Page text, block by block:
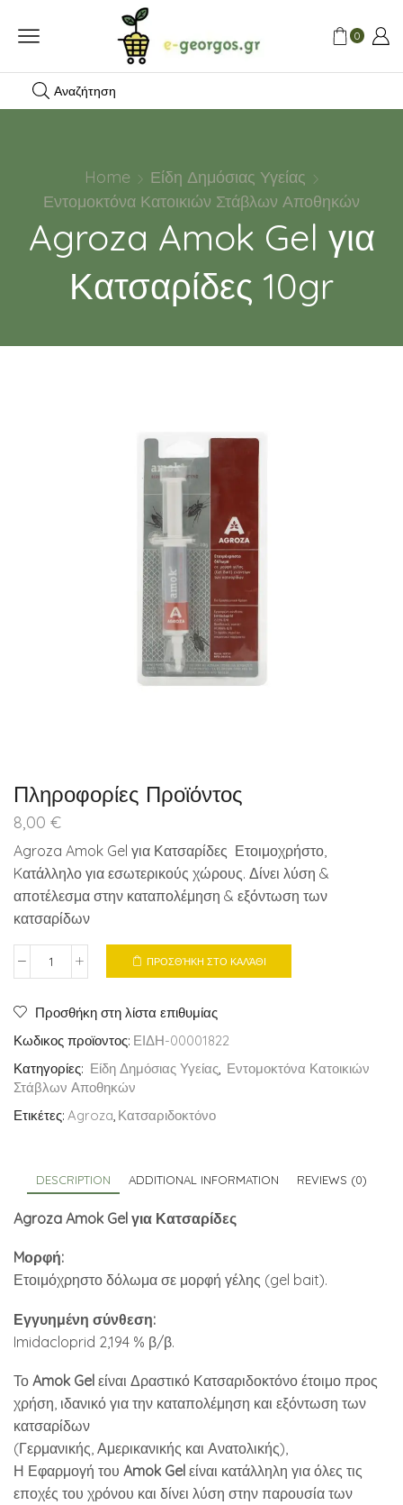
0
Αναζήτηση
Home
Είδη Δημόσιας Υγείας
Εντομοκτόνα Κατοικιών Στάβλων Αποθηκών
Agroza Amok Gel για
Κατσαρίδες 10gr
Πληροφορίες Προϊόντος
8,00 €
Agroza Amok Gel για Κατσαρίδες Ετοιμοχρήστο,
Kατάλληλο για εσωτερικούς χώρους. Δίνει λύση &
αποτέλεσμα στην καταπολέμηση & εξόντωση των
κατσαρίδων
Agroza
Gel
Κατσαρίδες
10gr
quantity
ΠΡΟΣΘΉΚΗ ΣΤΟ ΚΑΛΆΘΙ
Προσθήκη στη λίστα επιθυμίας
Κωδικος προϊοντος: ΕΙΔΗ-00001822
Κατηγορίες: Είδη Δημόσιας Υγείας Εντομοκτόνα Κατοικιών
Στάβλων Αποθηκών
Ετικέτες: Agroza Κατσαριδοκτόνο
DESCRIPTION ADDITIONAL INFORMATION REVIEWS (0)
Agroza Amok Gel για Κατσαρίδες
Mορφή:
Ετοιμόχρηστο δόλωμα σε μορφή γέλης (gel bait).
Εγγυημένη σύνθεση:
Imidacloprid 2,194 % β/β.
Το Amok Gel είναι Δραστικό Κατσαριδοκτόνο έτοιμο προς
χρήση, ιδανικό για την καταπολέμηση και εξόντωση των
κατσαρίδων
(Γερμανικής, Αμερικανικής και Ανατολικής),
Η Εφαρμογή του Amok Gel είναι κατάλληλη για όλες τις
εποχές του χρόνου και δίνει λύση στην παρουσία των